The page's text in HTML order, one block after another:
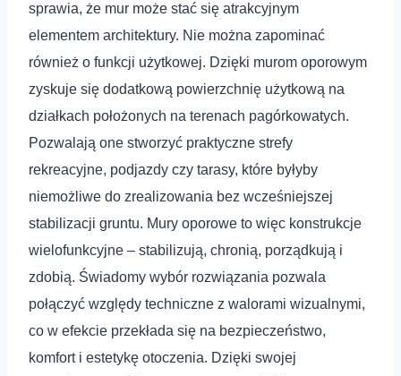
sprawia, że mur może stać się atrakcyjnym
elementem architektury. Nie można zapominać
również o funkcji użytkowej. Dzięki murom oporowym
zyskuje się dodatkową powierzchnię użytkową na
działkach położonych na terenach pagórkowatych.
Pozwalają one stworzyć praktyczne strefy
rekreacyjne, podjazdy czy tarasy, które byłyby
niemożliwe do zrealizowania bez wcześniejszej
stabilizacji gruntu. Mury oporowe to więc konstrukcje
wielofunkcyjne – stabilizują, chronią, porządkują i
zdobią. Świadomy wybór rozwiązania pozwala
połączyć względy techniczne z walorami wizualnymi,
co w efekcie przekłada się na bezpieczeństwo,
komfort i estetykę otoczenia. Dzięki swojej